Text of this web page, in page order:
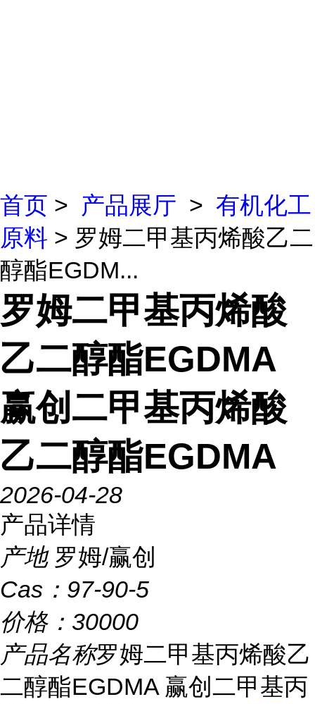
首页 > 产品展厅 > 有机化工
原料 > 罗姆二甲基丙烯酸乙二
醇酯EGDM...
罗姆二甲基丙烯酸
乙二醇酯EGDMA
赢创二甲基丙烯酸
乙二醇酯EGDMA
2026-04-28
产品详情
产地 罗姆/赢创
Cas： 97-90-5
价格： 30000
产品名称罗姆二甲基丙烯酸乙
二醇酯EGDMA 赢创二甲基丙